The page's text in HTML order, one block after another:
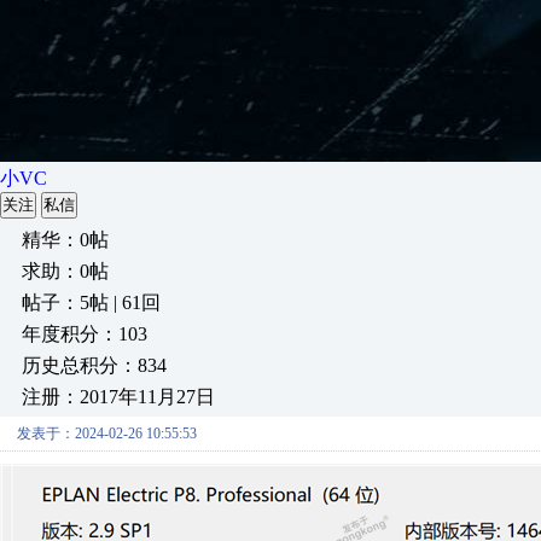
小VC
关注 私信
精华：0帖
求助：0帖
帖子：5帖 | 61回
年度积分：103
历史总积分：834
注册：2017年11月27日
发表于：2024-02-26 10:55:53